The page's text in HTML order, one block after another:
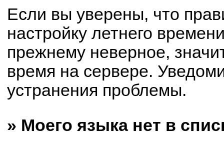
Если вы уверены, что
настройку летнего
прежнему неверное,
время на сервере.
устранения проблемы.
» Моего языка нет в